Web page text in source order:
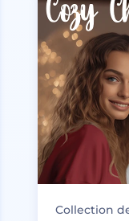
Collection